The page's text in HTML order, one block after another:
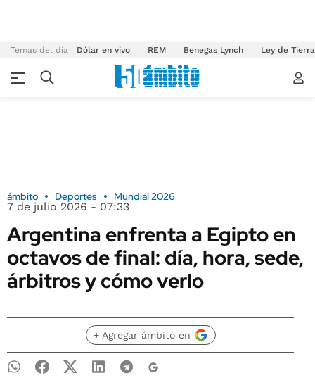
Temas del día Dólar en vivo REM Benegas Lynch Ley de
ámbito Deportes Mundial 2026
7 de julio 2026 - 07:33
Argentina enfrenta a Egipto en
octavos de final: día, hora, sede,
árbitros y cómo verlo
+ Agregar ámbito en